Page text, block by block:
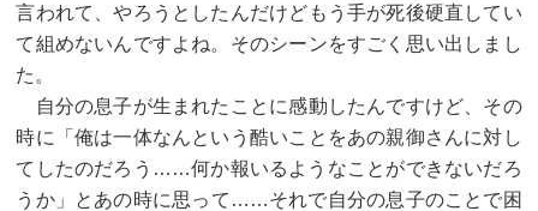
言われて、やろうとしたんだけどもう手が死後硬直してい
て組めないんですよね。そのシーンをすごく思い出しまし
た。
自分の息子が生まれたことに感動したんですけど、その
時に「俺は一体なんという酷いことをあの親御さんに対し
てしたのだろう……何か報いるようなことができないだろ
うか」とあの時に思って……それで自分の息子のことで困